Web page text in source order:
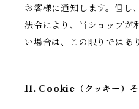
お客様に通知します。但し
法令により、当ショップが
い場合は、この限りではあ
11. Cookie（クッキー）そ